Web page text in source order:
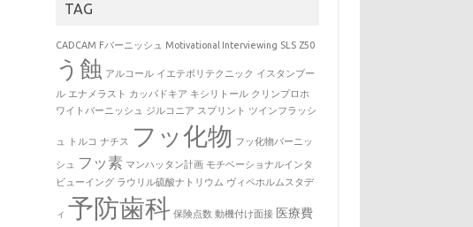
TAG
CADCAM Fバーニッシュ Motivational Interviewing SLS Z50
う蝕 アルコール イエテボリテクニック イスタンブー
ル エナメラスト カッパドキア キシリトール クリンプロホ
ワイトバーニッシュ ジルコニア スプリント ツインフラッシ
ュ トルコ ナチス フッ化物 フッ化物バーニッ
シュ フッ素 マンハッタン計画 モチベーショナルインタ
ビューイング ラウリル硫酸ナトリウム ヴィペホルムスタデ
ィ 予防歯科 保険点数 動機付け面接 医療費